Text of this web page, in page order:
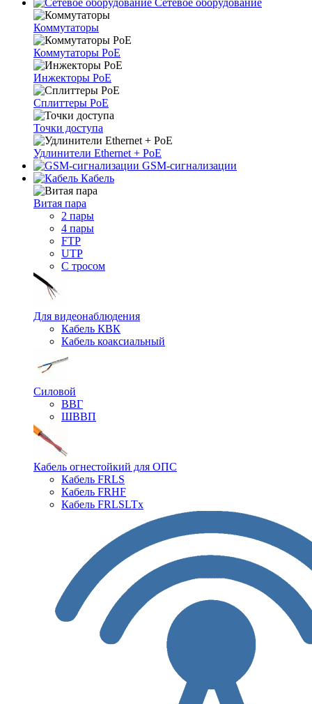
Сетевое оборудование
Коммутаторы
Коммутаторы PoE
Инжекторы PoE
Сплиттеры PoE
Точки доступа
Удлинители Ethernet + PoE
GSM-сигнализации
Кабель
Витая пара
2 пары
4 пары
FTP
UTP
С тросом
Для видеонаблюдения
Кабель КВК
Кабель коаксиальный
Силовой
ВВГ
ШВВП
Кабель огнестойкий для ОПС
Кабель FRLS
Кабель FRHF
Кабель FRLSLTx